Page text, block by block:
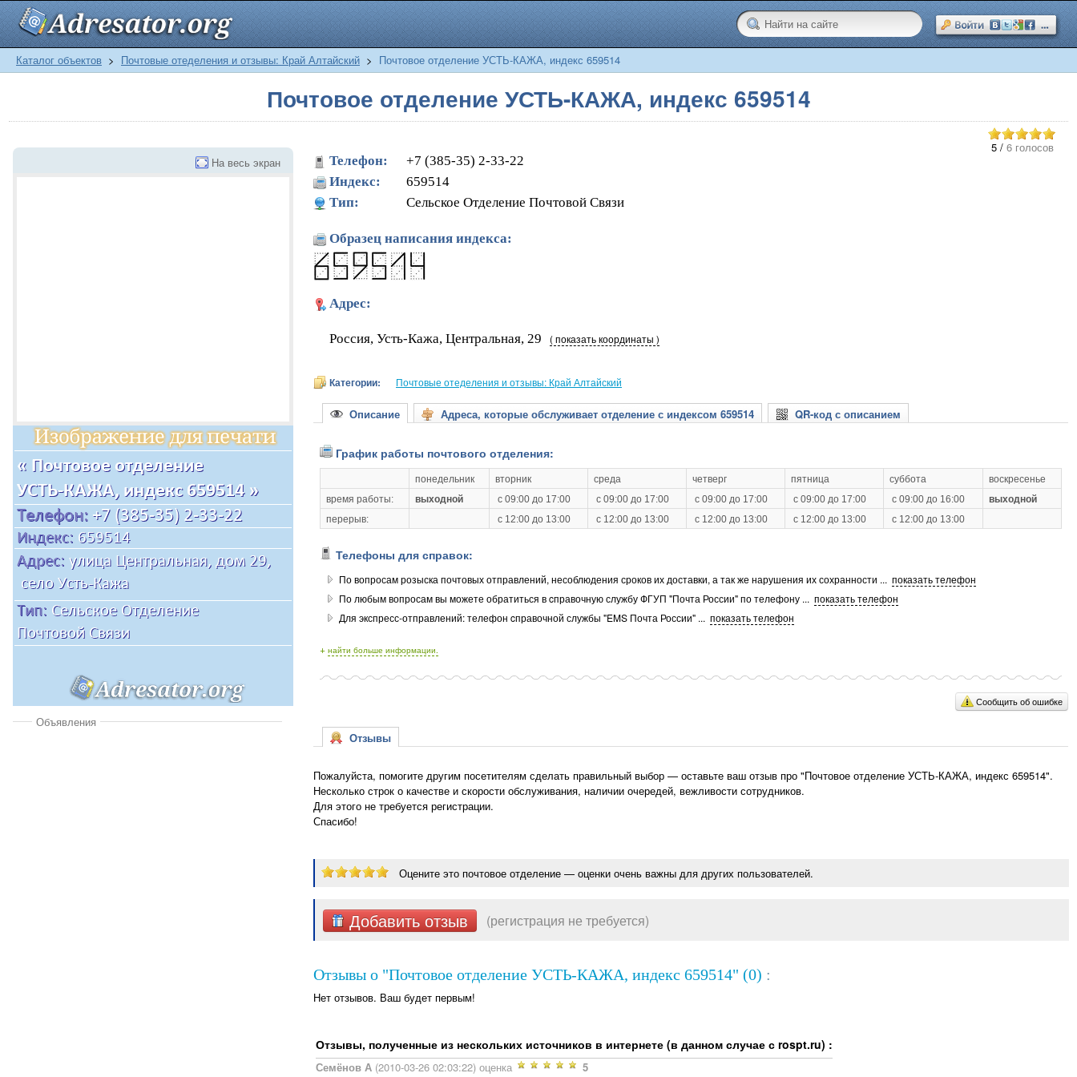
Каталог объектов > Почтовые отеделения и отзывы: Край Алтайский > Почтовое отделение УСТЬ-КАЖА, индекс 659514
Почтовое отделение УСТЬ-КАЖА, индекс 659514
5/ 6 голосов
На весь экран
Объявления
Телефон:
+7 (385-35) 2-33-22
Индекс:
659514
Тип:
Сельское Отделение Почтовой Связи
Образец написания индекса:
Адрес:
Россия, Усть-Кажа, Центральная, 29 ( показать координаты )
Категории: Почтовые отеделения и отзывы: Край Алтайский
Описание Адреса, которые обслуживает отделение с индексом 659514 QR-код с описанием
График работы почтового отделения:
понедельник вторник среда четверг пятница суббота
воскресенье
время работы:
выходной с 09:00 до 17:00 с 09:00 до 17:00 с 09:00 до 17:00 с 09:00 до 17:00 с 09:00 до 16:00
выходной
перерыв:
с 12:00 до 13:00 с 12:00 до 13:00 с 12:00 до 13:00 с 12:00 до 13:00 с 12:00 до 13:00
Телефоны для справок:
По вопросам розыска почтовых отправлений, несоблюдения сроков их доставки, а так же нарушения их сохранности ... показать телефон
По любым вопросам вы можете обратиться в cправочную службу ФГУП "Почта России" по телефону ... показать телефон
Для экспресс-отправлений: телефон cправочной службы "EMS Почта России" ... показать телефон
+ найти больше информации.
Сообщить об ошибке
Отзывы
Пожалуйста, помогите другим посетителям сделать правильный выбор — оставьте ваш отзыв про "Почтовое отделение УСТЬ-КАЖА, индекс 659514".
Несколько строк о качестве и скорости обслуживания, наличии очередей, вежливости сотрудников.
Для этого не требуется регистрации.
Спасибо!
Оцените это почтовое отделение — оценки очень важны для других пользователей.
Добавить отзыв (регистрация не требуется)
Отзывы о "Почтовое отделение УСТЬ-КАЖА, индекс 659514" (0) :
Нет отзывов. Ваш будет первым!
Отзывы, полученные из нескольких источников в интернете (в данном случае с rospt.ru) :
Семёнов А (2010-03-26 02:03:22) оценка 5